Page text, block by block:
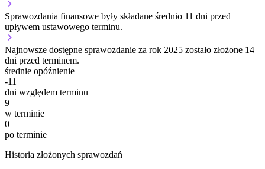
Sprawozdania finansowe były składane średnio 11 dni przed
upływem ustawowego terminu.
Najnowsze dostępne sprawozdanie za rok 2025 zostało złożone 14
dni przed terminem.
średnie opóźnienie
-11
dni względem terminu
9
w terminie
0
po terminie
Historia złożonych sprawozdań